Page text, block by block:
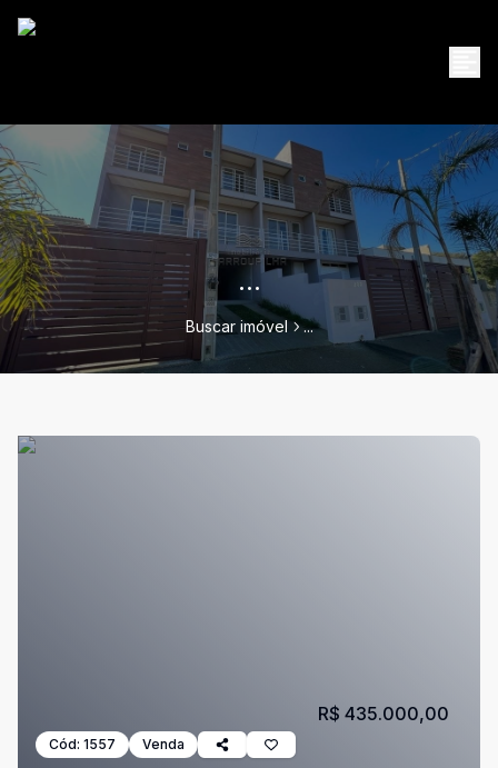
...
Buscar imóvel ...
Cód: 1557 Venda
R$ 435.000,00